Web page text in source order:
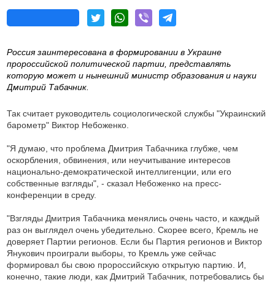
Россия заинтересована в формировании в Украине
пророссийской политической партии, представлять
которую может и нынешний министр образования и науки
Дмитрий Табачник.
Так считает руководитель социологической службы "Украинский
барометр" Виктор Небоженко.
"Я думаю, что проблема Дмитрия Табачника глубже, чем
оскорбления, обвинения, или неучитывание интересов
национально-демократической интеллигенции, или его
собственные взгляды", - сказал Небоженко на пресс-
конференции в среду.
"Взгляды Дмитрия Табачника менялись очень часто, и каждый
раз он выглядел очень убедительно. Скорее всего, Кремль не
доверяет Партии регионов. Если бы Партия регионов и Виктор
Янукович проиграли выборы, то Кремль уже сейчас
формировал бы свою пророссийскую открытую партию. И,
конечно, такие люди, как Дмитрий Табачник, потребовались бы